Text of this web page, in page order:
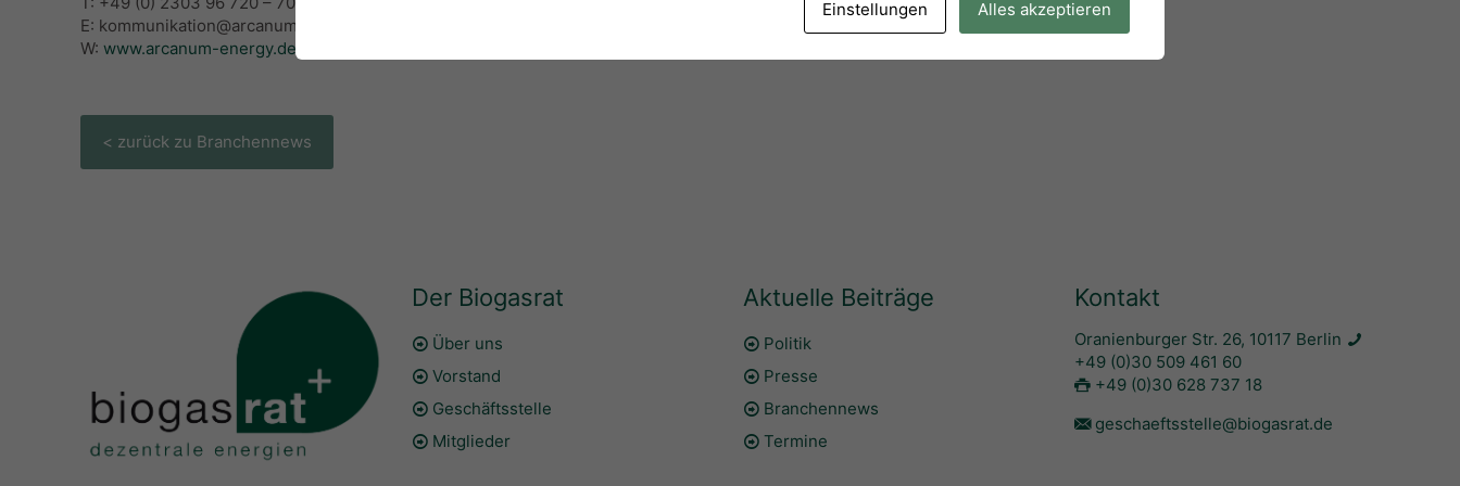
E: kommunikation@arcanum-energy.de
W:www.arcanum-energy.de
< zurück zu Branchennews
Der Biogasrat
Über uns
Vorstand
Geschäftsstelle
Mitglieder
Aktuelle Beiträge
Politik
Presse
Branchennews
Termine
Kontakt
Oranienburger Str. 26, 10117 Berlin
+49 (0)30 509 461 60
+49 (0)30 628 737 18
geschaeftsstelle@biogasrat.de
Einstellungen Alles akzeptieren